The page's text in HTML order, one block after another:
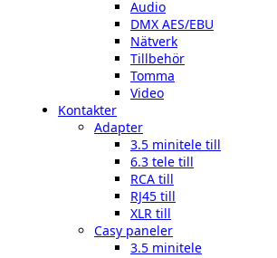
Audio
DMX AES/EBU
Nätverk
Tillbehör
Tomma
Video
Kontakter
Adapter
3.5 minitele till
6.3 tele till
RCA till
RJ45 till
XLR till
Casy paneler
3.5 minitele